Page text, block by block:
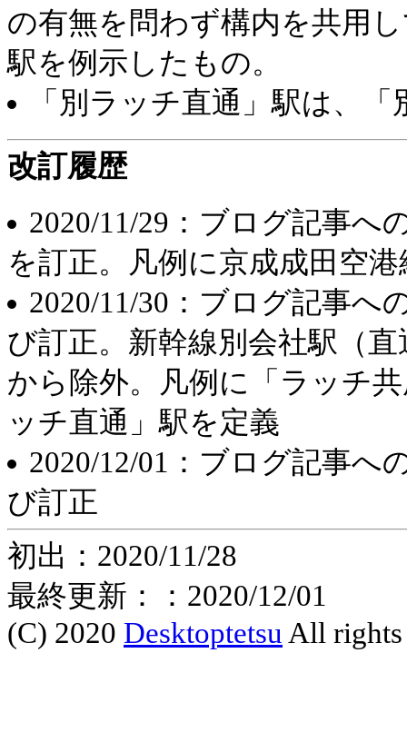
の有無を問わず構内を共用
駅を例示したもの。
「別ラッチ直通」駅は、
改訂履歴
2020/11/29：ブログ記事へ
を訂正。凡例に京成成田空
2020/11/30：ブログ記事へ
び訂正。新幹線別会社駅（
から除外。凡例に「ラッチ
ッチ直通」駅を定義
2020/12/01：ブログ記事へ
び訂正
初出：2020/11/28
最終更新：：2020/12/01
(C) 2020 Desktoptetsu All rights